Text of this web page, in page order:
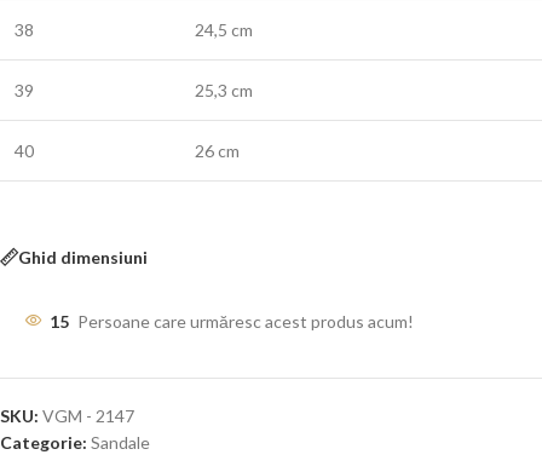
38 24,5 cm
39 25,3 cm
40 26 cm
Ghid dimensiuni
15 Persoane care urmăresc acest produs acum!
SKU: VGM - 2147
Categorie: Sandale